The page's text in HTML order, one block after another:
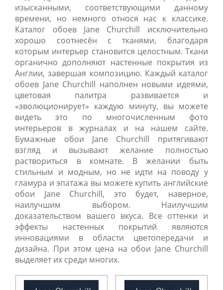
изысканными, соответствующими данному
времени, но немного относя нас к классике.
Каталог обоев Jane Churchill исключительно
хорошо соотнесён с тканями, благодаря
которым интерьер становится целостным. Ткани
органично дополняют настенные покрытия из
Англии, завершая композицию. Каждый каталог
обоев Jane Churchill наполнен новыми идеями,
цветовая палитра развивается и
«эволюционирует» каждую минуту, вы можете
видеть это по многочисленным фото
интерьеров в журналах и на нашем сайте.
Бумажные обои Jane Churchill притягивают
взгляд и вызывают желание полностью
раствориться в комнате. В желании быть
стильным и модным, но не идти на поводу у
гламура и эпатажа вы можете купить английские
обои Jane Churchill, это будет, наверное,
наилучшим выбором. Наилучшим
доказательством вашего вкуса. Все оттенки и
эффекты настенных покрытий являются
инновациями в области цветопередачи и
дизайна. При этом цена на обои Jane Churchill
выделяет их среди многих.